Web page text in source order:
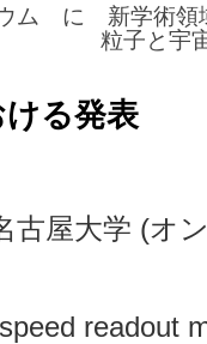
ム に
新学術領
粒子と宇
る発表
古屋大学 (オ
readout